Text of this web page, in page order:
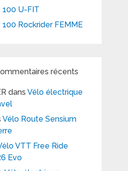
100 U-FIT
Rockrider FEMME
récents
dans Vélo électrique
Vélo Route Sensium
VTT Free Ride
Evo